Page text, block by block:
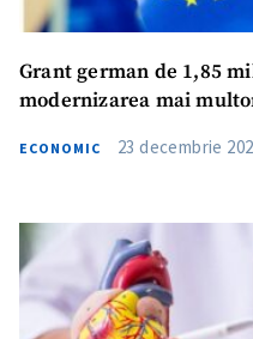
Grant german de 1,85
modernizarea mai
ECONOMIC 23 decembrie